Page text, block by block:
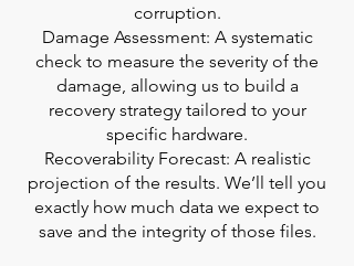
corruption.
Damage Assessment: A systematic
check to measure the severity of the
damage, allowing us to build a
recovery strategy tailored to your
specific hardware.
Recoverability Forecast: A realistic
projection of the results. We’ll tell you
exactly how much data we expect to
save and the integrity of those files.